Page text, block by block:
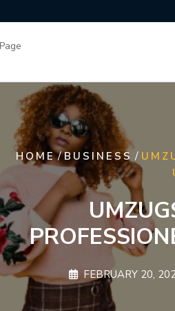
HOME/BUSINESS /
FEBRUARY 20,